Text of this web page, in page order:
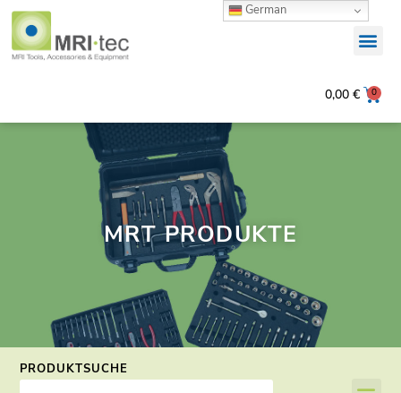
0,00 € 0
MRT PRODUKTE
PRODUKTSUCHE
German